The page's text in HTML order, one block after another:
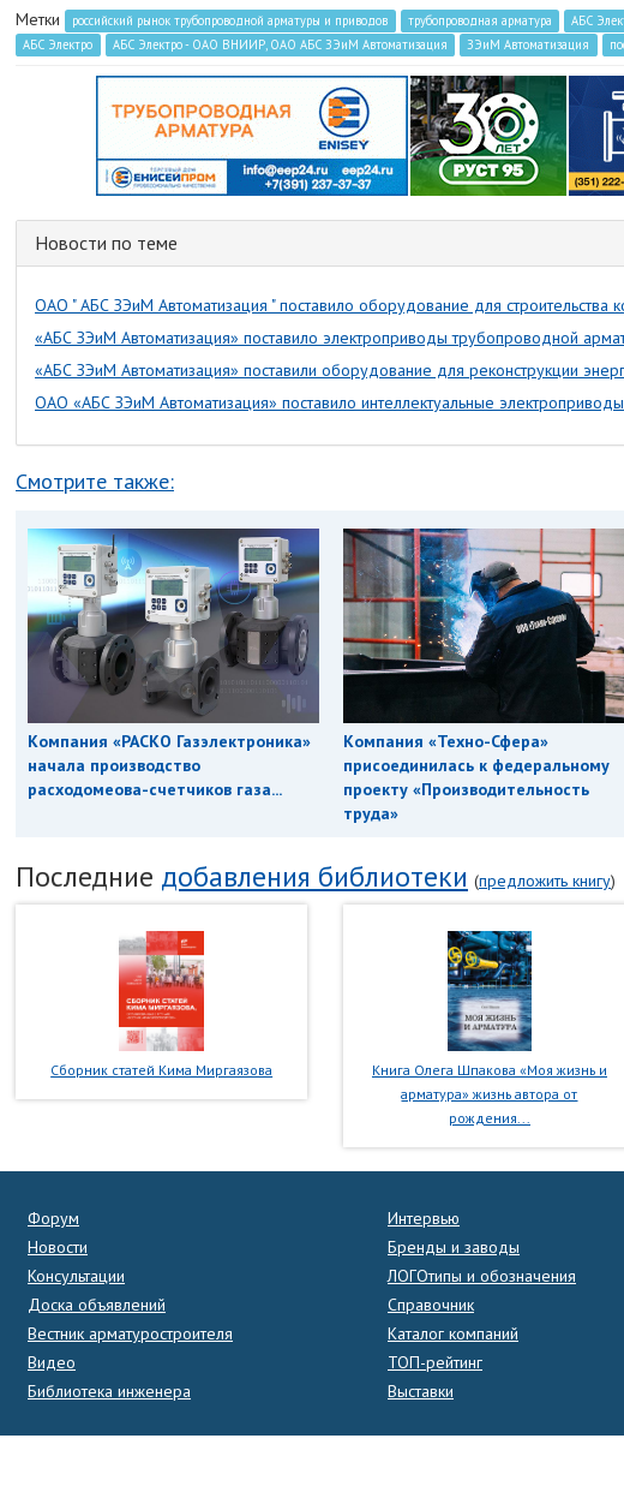
Метки российский рынок трубопроводной арматуры и приводов трубопроводная арматура АБС
АБС Электро
АБС Электро - ОАО ВНИИР, ОАО АБС ЗЭиМ Автоматизация ЗЭиМ Автоматизация
Новости по теме
ОАО " АБС ЗЭиМ Автоматизация " поставило оборудование для строительства
«АБС ЗЭиМ Автоматизация» поставило электроприводы трубопроводной
«АБС ЗЭиМ Автоматизация» поставили оборудование для реконструкции
ОАО «АБС ЗЭиМ Автоматизация» поставило интеллектуальные
Смотрите также:
Компания «РАСКО Газэлектроника»
начала производство
расходомеова-счетчиков газа...
Компания «Техно-Сфера»
присоединилась к федеральному
проекту «Производительность
труда»
Последние добавления библиотеки (предложить книгу)
Сборник статей Кима Миргаязова
Книга Олега Шпакова «Моя жизнь и
арматура» жизнь автора от
рождения...
Форум
Новости
Консультации
Доска объявлений
Вестник арматуростроителя
Видео
Библиотека инженера
Интервью
Бренды и заводы
ЛОГОтипы и обозначения
Справочник
Каталог компаний
ТОП-рейтинг
Выставки